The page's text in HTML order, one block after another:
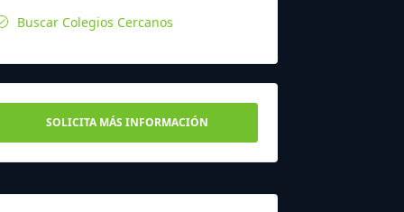
Buscar Colegios Cercanos
SOLICITA MÁS INFORMACIÓN